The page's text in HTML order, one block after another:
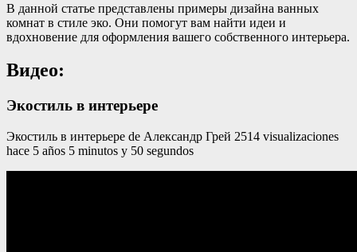
В данной статье представлены примеры дизайна ванных
комнат в стиле эко. Они помогут вам найти идеи и
вдохновение для оформления вашего собственного интерьера.
Видео:
Экостиль в интерьере
Экостиль в интерьере de Александр Грей 2514 visualizaciones
hace 5 años 5 minutos y 50 segundos